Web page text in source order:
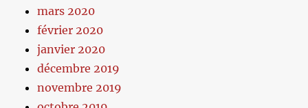
mars 2020
février 2020
janvier 2020
décembre 2019
novembre 2019